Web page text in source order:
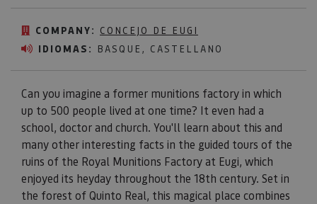
COMPANY: CONCEJO DE EUGI
IDIOMAS: BASQUE, CASTELLANO
Can you imagine a former munitions factory in which
up to 500 people lived at one time? It even had a
school, doctor and church. You'll learn about this and
many other interesting facts in the guided tours of the
ruins of the Royal Munitions Factory at Eugi, which
enjoyed its heyday throughout the 18th century. Set in
the forest of Quinto Real, this magical place combines